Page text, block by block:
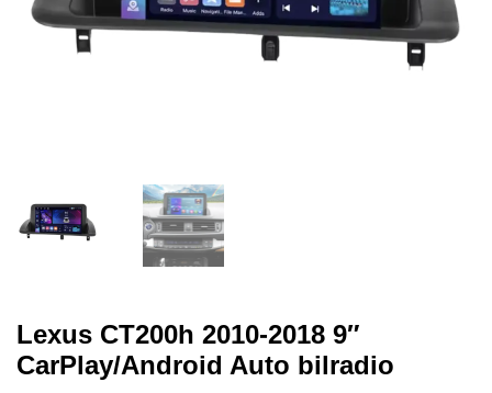
Lexus CT200h 2010-2018 9″
CarPlay/Android Auto bilradio